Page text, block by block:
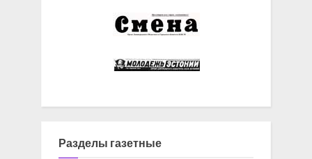
Разделы газетные